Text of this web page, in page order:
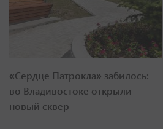
«Сердце Патрокла» забилось:
во Владивостоке открыли
новый сквер